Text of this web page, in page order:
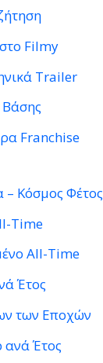
Filmy
Trailer
Βάσης
Franchise
Κόσμος Φέτος
Time
All-Time
Έτος
των Εποχών
ανά Έτος